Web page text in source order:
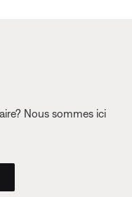
Nous sommes ici